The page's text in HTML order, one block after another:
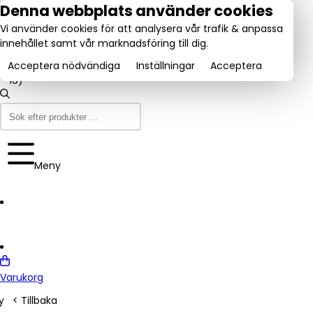
tel:
160840
(9-12
& 13-
16)
Trustpilot
Utmärkt:
4.6/5
Meny
Varukorg
< Tillbaka
Denna webbplats använder cookies
Vi använder cookies för att analysera vår trafik & anpassa
innehållet samt vår marknadsföring till dig.
Acceptera nödvändiga
Inställningar Acceptera